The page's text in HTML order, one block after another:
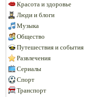
Красота и здоровье
Люди и блоги
Музыка
Общество
Путешествия и события
Развлечения
Сериалы
Спорт
Транспорт